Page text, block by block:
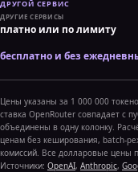
ДРУГИЕ СЕРВИСЫ
платно или по лимиту
бесплатно и без
Цены указаны за 1 000 000
ставка OpenRouter совпадает с
объединены в одну колонку.
ценам без кеширования, batch-
комиссий. Все долларовые цены
Источники: OpenAI, Anthropic,